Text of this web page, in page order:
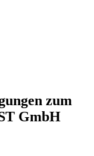
zum
GmbH